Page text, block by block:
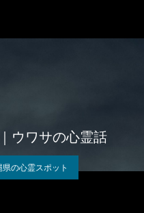
ウワサの心霊話
県の心霊スポット